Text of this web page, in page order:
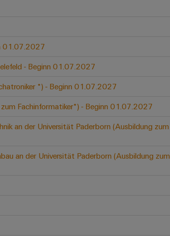
01.07.2027
- Beginn 01.07.2027
*) - Beginn 01.07.2027
Fachinformatiker*) - Beginn 01.07.2027
an der Universität Paderborn (Ausbildung zum
an der Universität Paderborn (Ausbildung zum